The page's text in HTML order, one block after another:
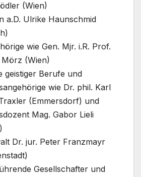
(Wien)
a.D. Ulrike Haunschmid
wie Gen. Mjr. i.R. Prof.
(Wien)
geistiger Berufe und
wie Dr. phil. Karl
(Emmersdorf) und
Mag. Gabor Lieli
Dr. jur. Peter Franzmayr
Gesellschafter und